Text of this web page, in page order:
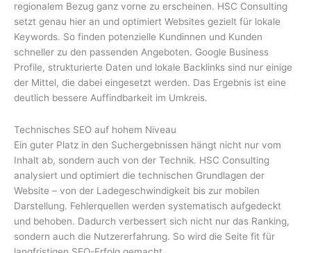
regionalem Bezug ganz vorne zu erscheinen. HSC Consulting
setzt genau hier an und optimiert Websites gezielt für lokale
Keywords. So finden potenzielle Kundinnen und Kunden
schneller zu den passenden Angeboten. Google Business
Profile, strukturierte Daten und lokale Backlinks sind nur einige
der Mittel, die dabei eingesetzt werden. Das Ergebnis ist eine
deutlich bessere Auffindbarkeit im Umkreis.
Technisches SEO auf hohem Niveau
Ein guter Platz in den Suchergebnissen hängt nicht nur vom
Inhalt ab, sondern auch von der Technik. HSC Consulting
analysiert und optimiert die technischen Grundlagen der
Website – von der Ladegeschwindigkeit bis zur mobilen
Darstellung. Fehlerquellen werden systematisch aufgedeckt
und behoben. Dadurch verbessert sich nicht nur das Ranking,
sondern auch die Nutzererfahrung. So wird die Seite fit für